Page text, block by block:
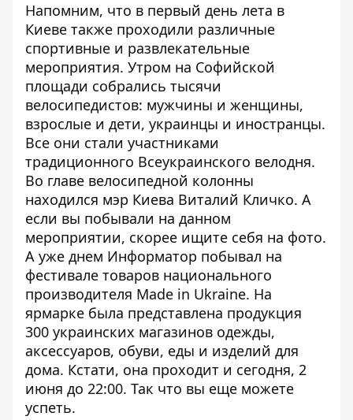
Напомним, что в первый день лета в
Киеве также проходили различные
спортивные и развлекательные
мероприятия. Утром на Софийской
площади собрались тысячи
велосипедистов: мужчины и женщины,
взрослые и дети, украинцы и иностранцы.
Все они стали участниками
традиционного Всеукраинского велодня.
Во главе велосипедной колонны
находился мэр Киева Виталий Кличко. А
если вы побывали на данном
мероприятии, скорее ищите себя на фото.
А уже днем Информатор побывал на
фестивале товаров национального
производителя Made in Ukraine. На
ярмарке была представлена продукция
300 украинских магазинов одежды,
аксессуаров, обуви, еды и изделий для
дома. Кстати, она проходит и сегодня, 2
июня до 22:00. Так что вы еще можете
успеть.